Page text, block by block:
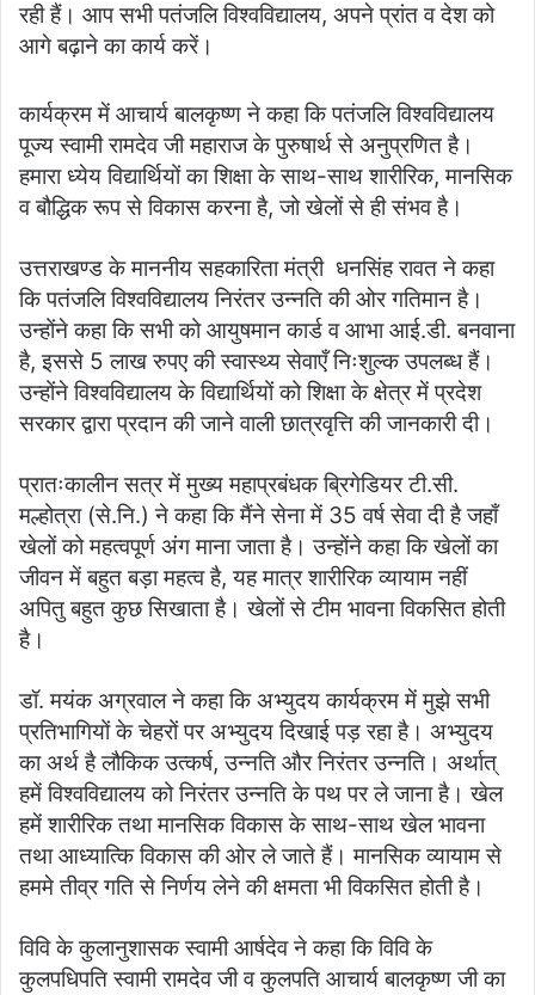
रही हैं। आप सभी पतंजलि विश्वविद्यालय, अपने प्रांत व देश को
आगे बढ़ाने का कार्य करें।
कार्यक्रम में आचार्य बालकृष्ण ने कहा कि पतंजलि विश्वविद्यालय
पूज्य स्वामी रामदेव जी महाराज के पुरुषार्थ से अनुप्रणित है।
हमारा ध्येय विद्यार्थियों का शिक्षा के साथ-साथ शारीरिक, मानसिक
व बौद्धिक रूप से विकास करना है, जो खेलों से ही संभव है।
उत्तराखण्ड के माननीय सहकारिता मंत्री धनसिंह रावत ने कहा
कि पतंजलि विश्वविद्यालय निरंतर उन्नति की ओर गतिमान है।
उन्होंने कहा कि सभी को आयुषमान कार्ड व आभा आई.डी. बनवाना
है, इससे 5 लाख रुपए की स्वास्थ्य सेवाएँ निःशुल्क उपलब्ध हैं।
उन्होंने विश्वविद्यालय के विद्यार्थियों को शिक्षा के क्षेत्र में प्रदेश
सरकार द्वारा प्रदान की जाने वाली छात्रवृत्ति की जानकारी दी।
प्रातःकालीन सत्र में मुख्य महाप्रबंधक ब्रिगेडियर टी.सी.
मल्होत्रा (से.नि.) ने कहा कि मैंने सेना में 35 वर्ष सेवा दी है जहाँ
खेलों को महत्वपूर्ण अंग माना जाता है। उन्होंने कहा कि खेलों का
जीवन में बहुत बड़ा महत्व है, यह मात्र शारीरिक व्यायाम नहीं
अपितु बहुत कुछ सिखाता है। खेलों से टीम भावना विकसित होती
है।
डॉ. मयंक अग्रवाल ने कहा कि अभ्युदय कार्यक्रम में मुझे सभी
प्रतिभागियों के चेहरों पर अभ्युदय दिखाई पड़ रहा है। अभ्युदय
का अर्थ है लौकिक उत्कर्ष, उन्नति और निरंतर उन्नति। अर्थात्
हमें विश्वविद्यालय को निरंतर उन्नति के पथ पर ले जाना है। खेल
हमें शारीरिक तथा मानसिक विकास के साथ-साथ खेल भावना
तथा आध्यात्कि विकास की ओर ले जाते हैं। मानसिक व्यायाम से
हममे तीव्र गति से निर्णय लेने की क्षमता भी विकसित होती है।
विवि के कुलानुशासक स्वामी आर्षदेव ने कहा कि विवि के
कुलपधिपति स्वामी रामदेव जी व कुलपति आचार्य बालकृष्ण जी का